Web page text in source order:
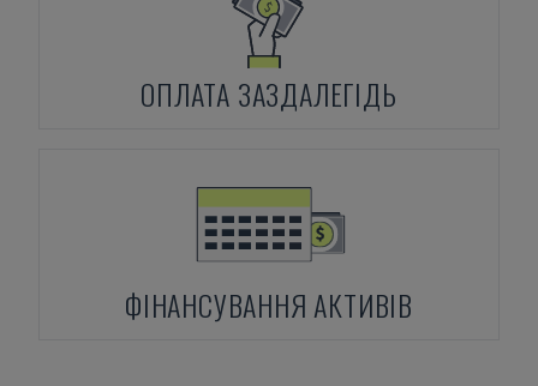
ОПЛАТА ЗАЗДАЛЕГІДЬ
ФІНАНСУВАННЯ АКТИВІВ